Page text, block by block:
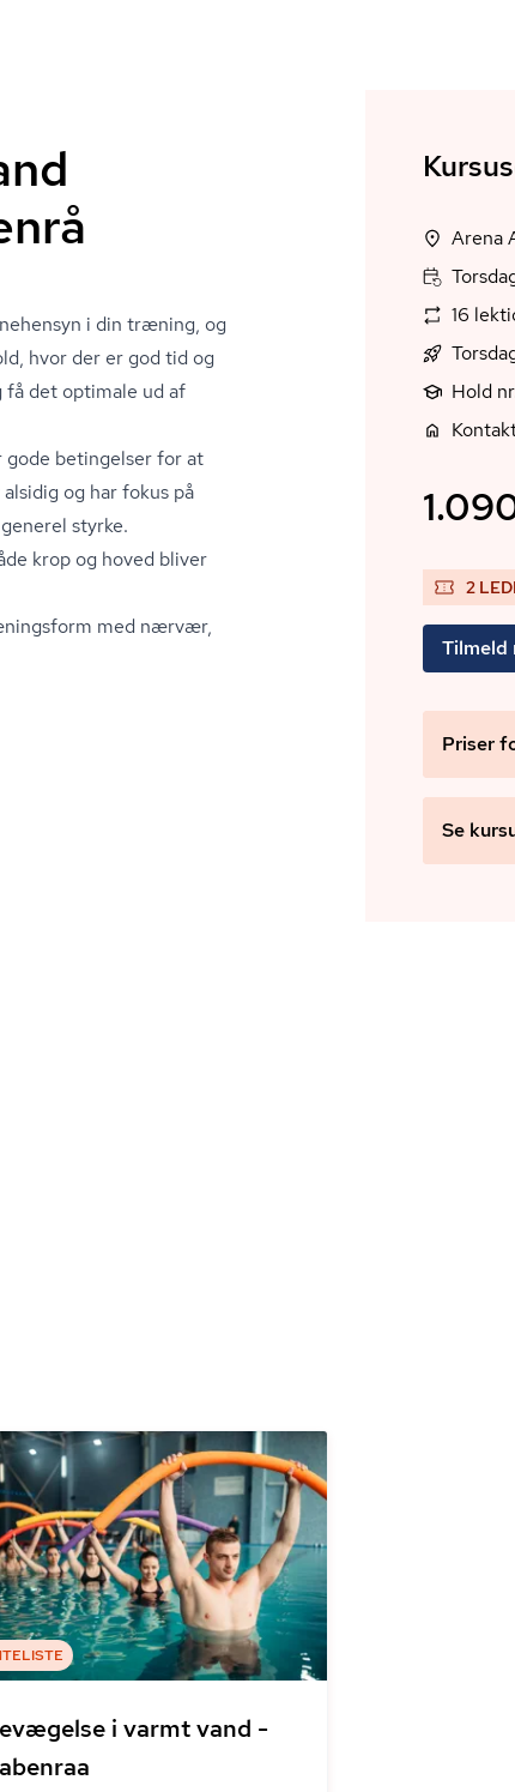
i din træning, og
hvor der er god tid og
få det optimale ud af
gode betingelser for at
og har fokus på
styrke.
krop og hoved bliver
med nærvær,
16
Hold
2
Tilmeld
Priser
Se
i varmt vand -